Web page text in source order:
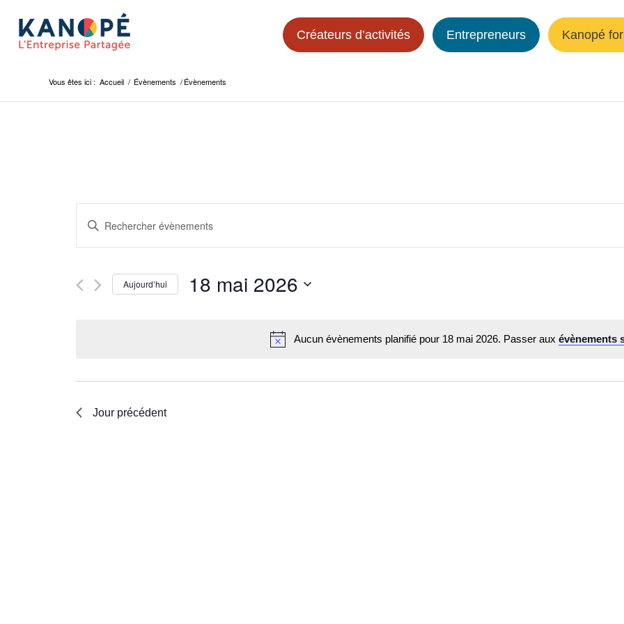
Créateurs d’activités Entrepreneurs Kanopé
Vous êtes ici : Accueil / Évènements /Évènements
Aucun évènements planifié pour 18 mai 2026. Passer aux évènements
Recherche
et
navigation
de
vues
Saisir
clé.
Évènements
par
Aujourd’hui 18 mai 2026
Jour précédent